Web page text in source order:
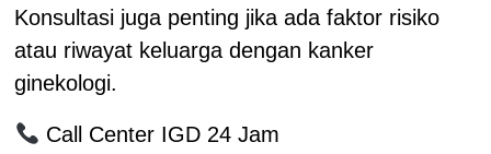
Konsultasi juga penting jika ada faktor risiko
atau riwayat keluarga dengan kanker
ginekologi.
Call Center IGD 24 Jam